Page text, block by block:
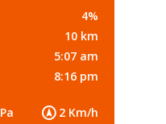
2 Km/h
4%
10 km
5:07 am
8:16 pm